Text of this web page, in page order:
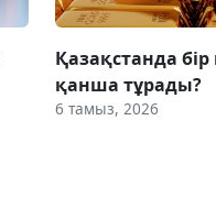
Қазақстанда
қанша тұрады?
6 тамыз, 2026